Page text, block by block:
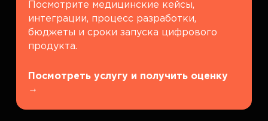
Посмотрите медицинские кейсы,
интеграции, процесс разработки,
бюджеты и сроки запуска цифрового
продукта.
Посмотреть услугу и получить оценку
→